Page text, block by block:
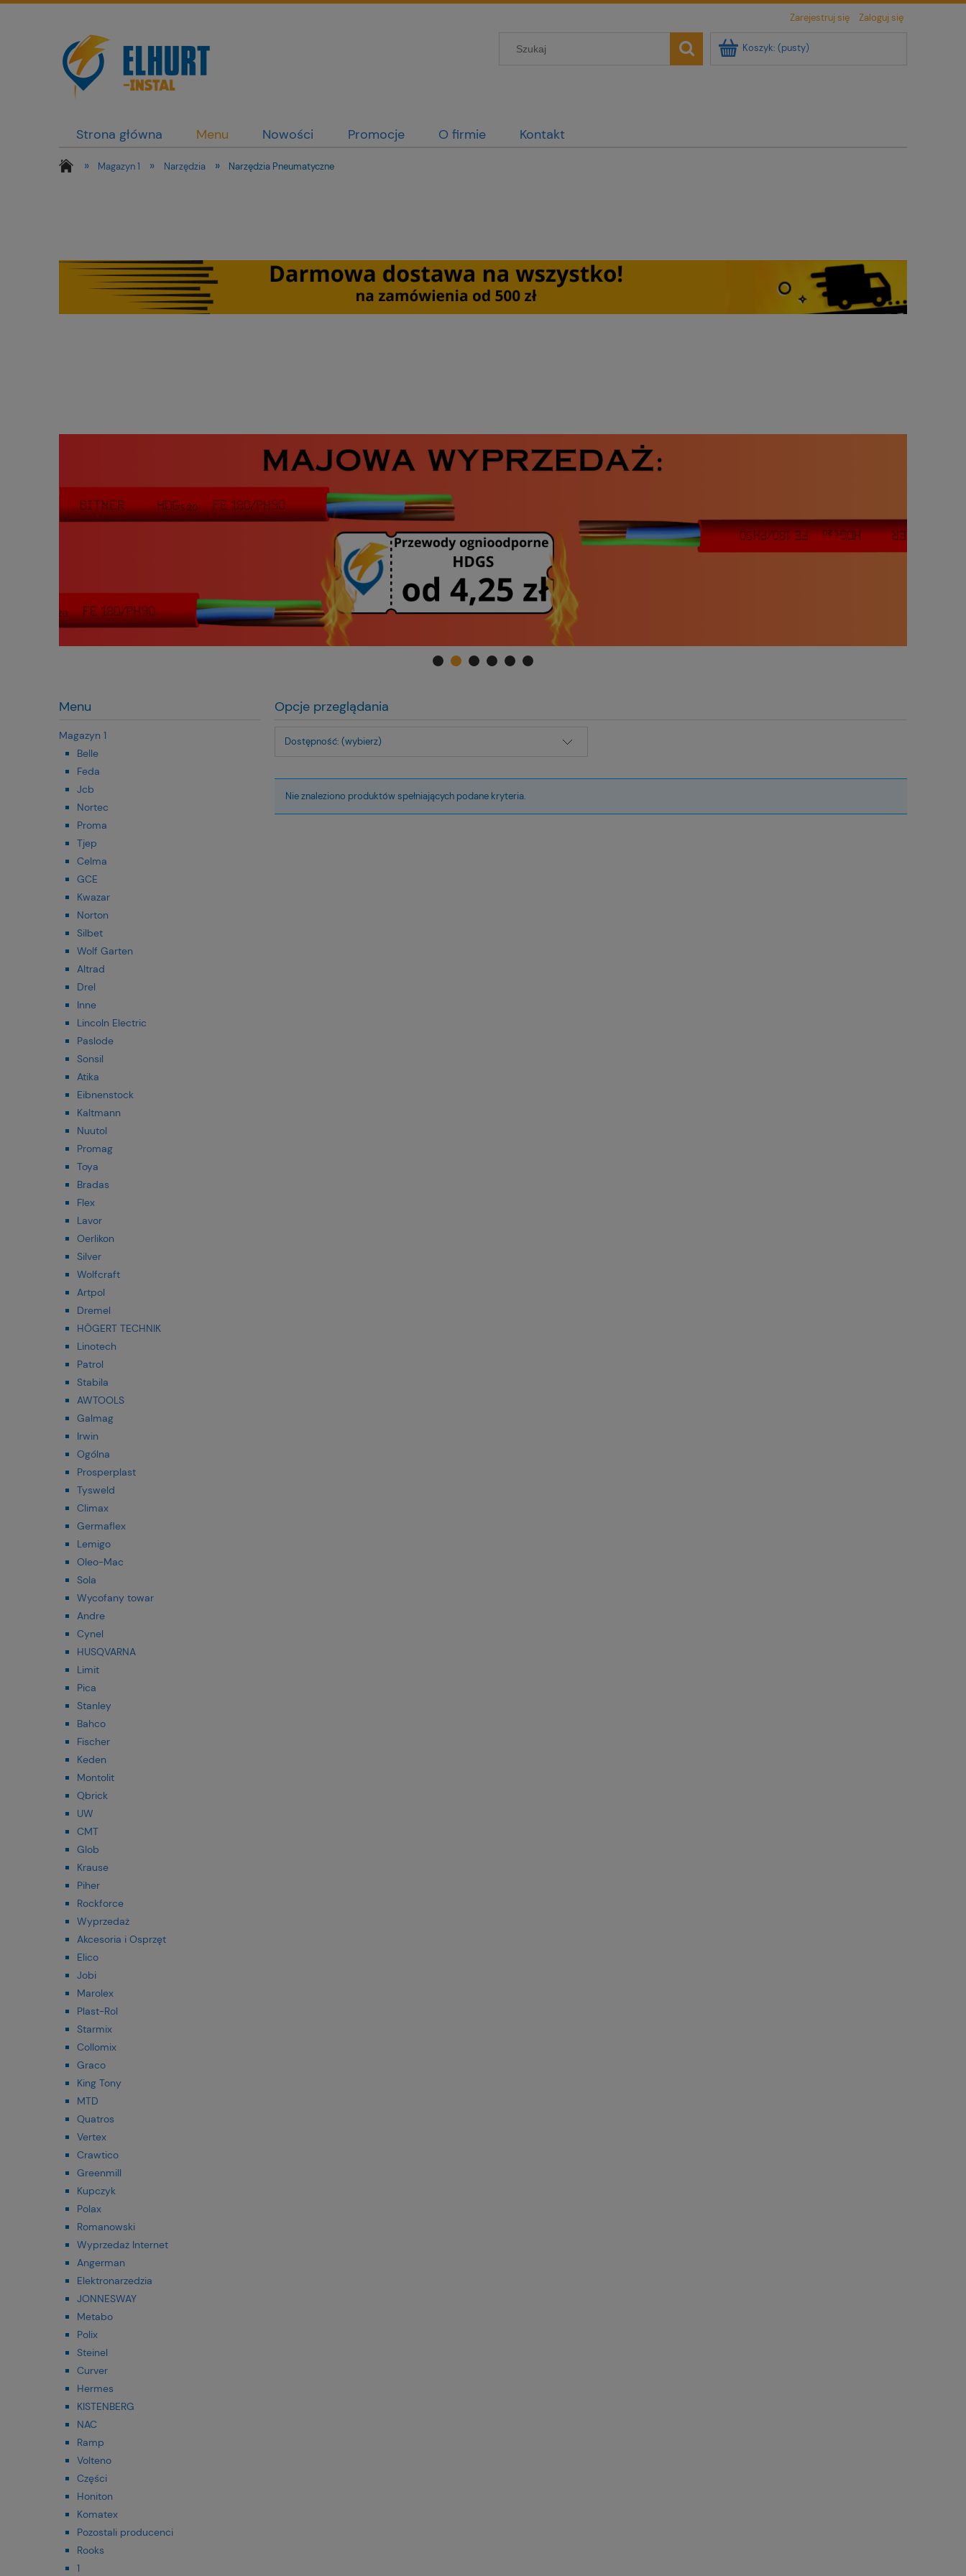
Zarejestruj się Zaloguj się
Koszyk: (pusty)
Strona główna Menu Nowości Promocje O firmie Kontakt
» Magazyn 1 » Narzędzia » Narzędzia Pneumatyczne
Menu
Magazyn 1
Belle
Feda
Jcb
Nortec
Proma
Tjep
Celma
GCE
Kwazar
Norton
Silbet
Wolf Garten
Altrad
Drel
Inne
Lincoln Electric
Paslode
Sonsil
Atika
Eibnenstock
Kaltmann
Nuutol
Promag
Toya
Bradas
Flex
Lavor
Oerlikon
Silver
Wolfcraft
Artpol
Dremel
HÖGERT TECHNIK
Linotech
Patrol
Stabila
AWTOOLS
Galmag
Irwin
Ogólna
Prosperplast
Tysweld
Climax
Germaflex
Lemigo
Oleo-Mac
Sola
Wycofany towar
Andre
Cynel
HUSQVARNA
Limit
Pica
Stanley
Bahco
Fischer
Keden
Montolit
Qbrick
UW
CMT
Glob
Krause
Piher
Rockforce
Wyprzedaż
Akcesoria i Osprzęt
Elico
Jobi
Marolex
Plast-Rol
Starmix
Collomix
Graco
King Tony
MTD
Quatros
Vertex
Crawtico
Greenmill
Kupczyk
Polax
Romanowski
Wyprzedaż Internet
Angerman
Elektronarzedzia
JONNESWAY
Metabo
Polix
Steinel
Curver
Hermes
KISTENBERG
NAC
Ramp
Volteno
Części
Honiton
Komatex
Pozostali producenci
Rooks
1
Opcje przeglądania
Dostępność: (wybierz)
Nie znaleziono produktów spełniających podane kryteria.